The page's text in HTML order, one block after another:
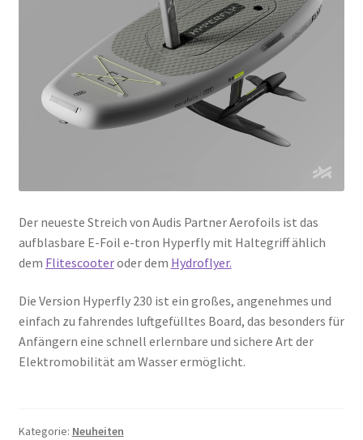
Der neueste Streich von Audis Partner Aerofoils ist das
aufblasbare E-Foil e-tron Hyperfly mit Haltegriff ählich
dem Flitescooteroder dem Hydroflyer.
Die Version Hyperfly 230 ist ein großes, angenehmes und
einfach zu fahrendes luftgefülltes Board, das besonders für
Anfängern eine schnell erlernbare und sichere Art der
Elektromobilität am Wasser ermöglicht.
Kategorie: Neuheiten